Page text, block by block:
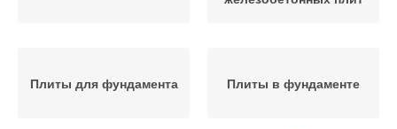
Плиты для фундамента Плиты в фундаменте